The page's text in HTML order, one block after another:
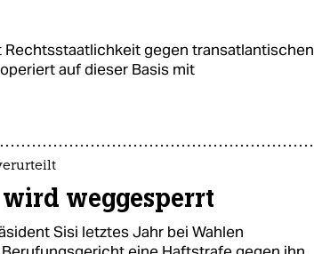
Rechtsstaatlichkeit gegen transatlantischen
auf dieser Basis mit
weggesperrt
Sisi letztes Jahr bei Wahlen